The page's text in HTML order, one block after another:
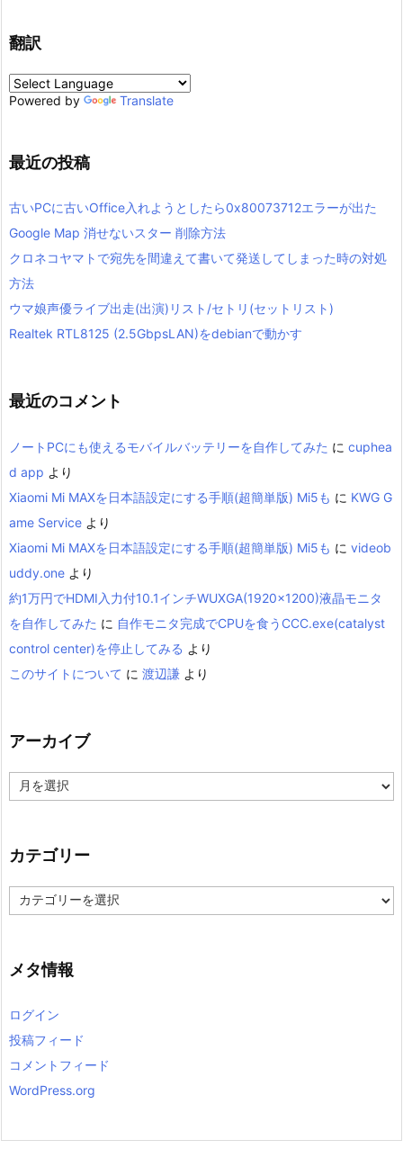
翻訳
Powered by Translate
最近の投稿
古いPCに古いOffice入れようとしたら0x80073712エラーが出た
Google Map 消せないスター 削除方法
クロネコヤマトで宛先を間違えて書いて発送してしまった時の対処
方法
ウマ娘声優ライブ出走(出演)リスト/セトリ(セットリスト)
Realtek RTL8125 (2.5GbpsLAN)をdebianで動かす
最近のコメント
ノートPCにも使えるモバイルバッテリーを自作してみた に cuphea
d app より
Xiaomi Mi MAXを日本語設定にする手順(超簡単版) Mi5も に KWG G
ame Service より
Xiaomi Mi MAXを日本語設定にする手順(超簡単版) Mi5も に videob
uddy.one より
約1万円でHDMI入力付10.1インチWUXGA(1920×1200)液晶モニタ
を自作してみた に 自作モニタ完成でCPUを食うCCC.exe(catalyst
control center)を停止してみる より
このサイトについて に 渡辺謙 より
アーカイブ
ー
ブ
カテゴリー
テ
ー
メタ情報
ログイン
投稿フィード
コメントフィード
WordPress.org